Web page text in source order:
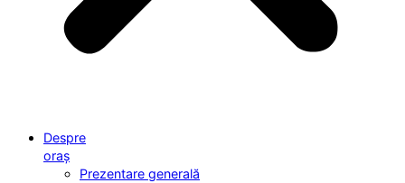
Despre
oraș
Prezentare generală